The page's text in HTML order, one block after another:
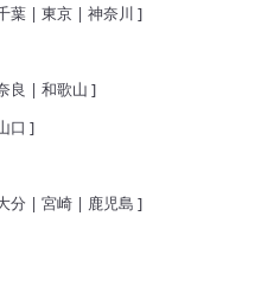
葉| 東京| 神奈川 ]
良 | 和歌山 ]
口 ]
分 | 宮崎| 鹿児島 ]